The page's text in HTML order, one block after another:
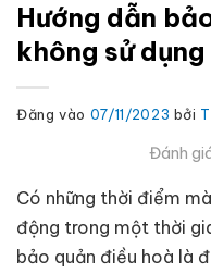
Hướng dẫn
không sử
Đăng vào 07/11/2023 bởi
Đánh
Có những thời điểm
động trong một thời
bảo quản điều hoà là